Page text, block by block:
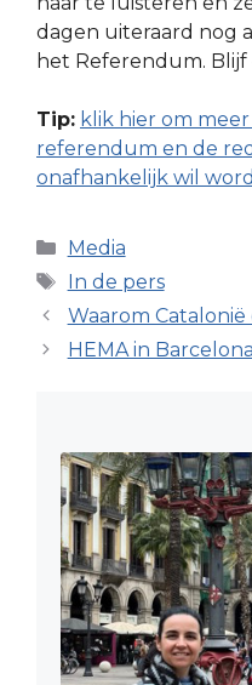
dagen uiteraard nog
het Referendum.
Tip: klik hier om
referendum en de
onafhankelijk wil
Categorieën
Media
Tags
In de pers
Waarom
HEMA in Barcelona